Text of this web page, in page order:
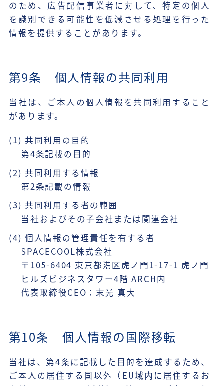
のため、広告配信事業者に対して、特定の個人
を識別できる可能性を低減させる処理を行った
情報を提供することがあります。
第9条 個人情報の共同利用
当社は、ご本人の個人情報を共同利用すること
があります。
(1) 共同利用の目的
第4条記載の目的
(2) 共同利用する情報
第2条記載の情報
(3) 共同利用する者の範囲
当社およびその子会社または関連会社
(4) 個人情報の管理責任を有する者
SPACECOOL株式会社
〒105-6404 東京都港区虎ノ門1-17-1 虎ノ門
ヒルズビジネスタワー4階 ARCH内
代表取締役CEO：末光 真大
第10条 個人情報の国際移転
当社は、第4条に記載した目的を達成するため、
ご本人の居住する国以外（EU域内に居住するお